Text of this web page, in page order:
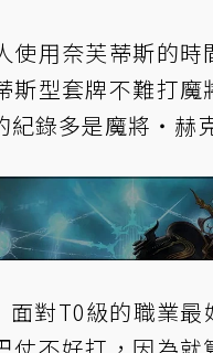
使用奈芙蒂斯的時
斯型套牌不難打魔
紀錄多是魔將‧赫
面對T0級的職業最